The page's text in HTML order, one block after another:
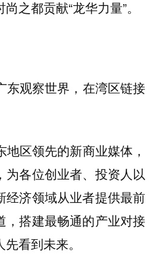
之都贡献“龙华力量”。
观察世界，在湾区链接
区领先的新商业媒体，
为各位创业者、投资人以
经济领域从业者提供最前
，搭建最畅通的产业对接
看到未来。